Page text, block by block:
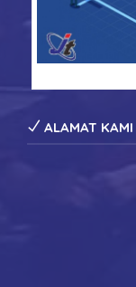
ALAMAT KAMI